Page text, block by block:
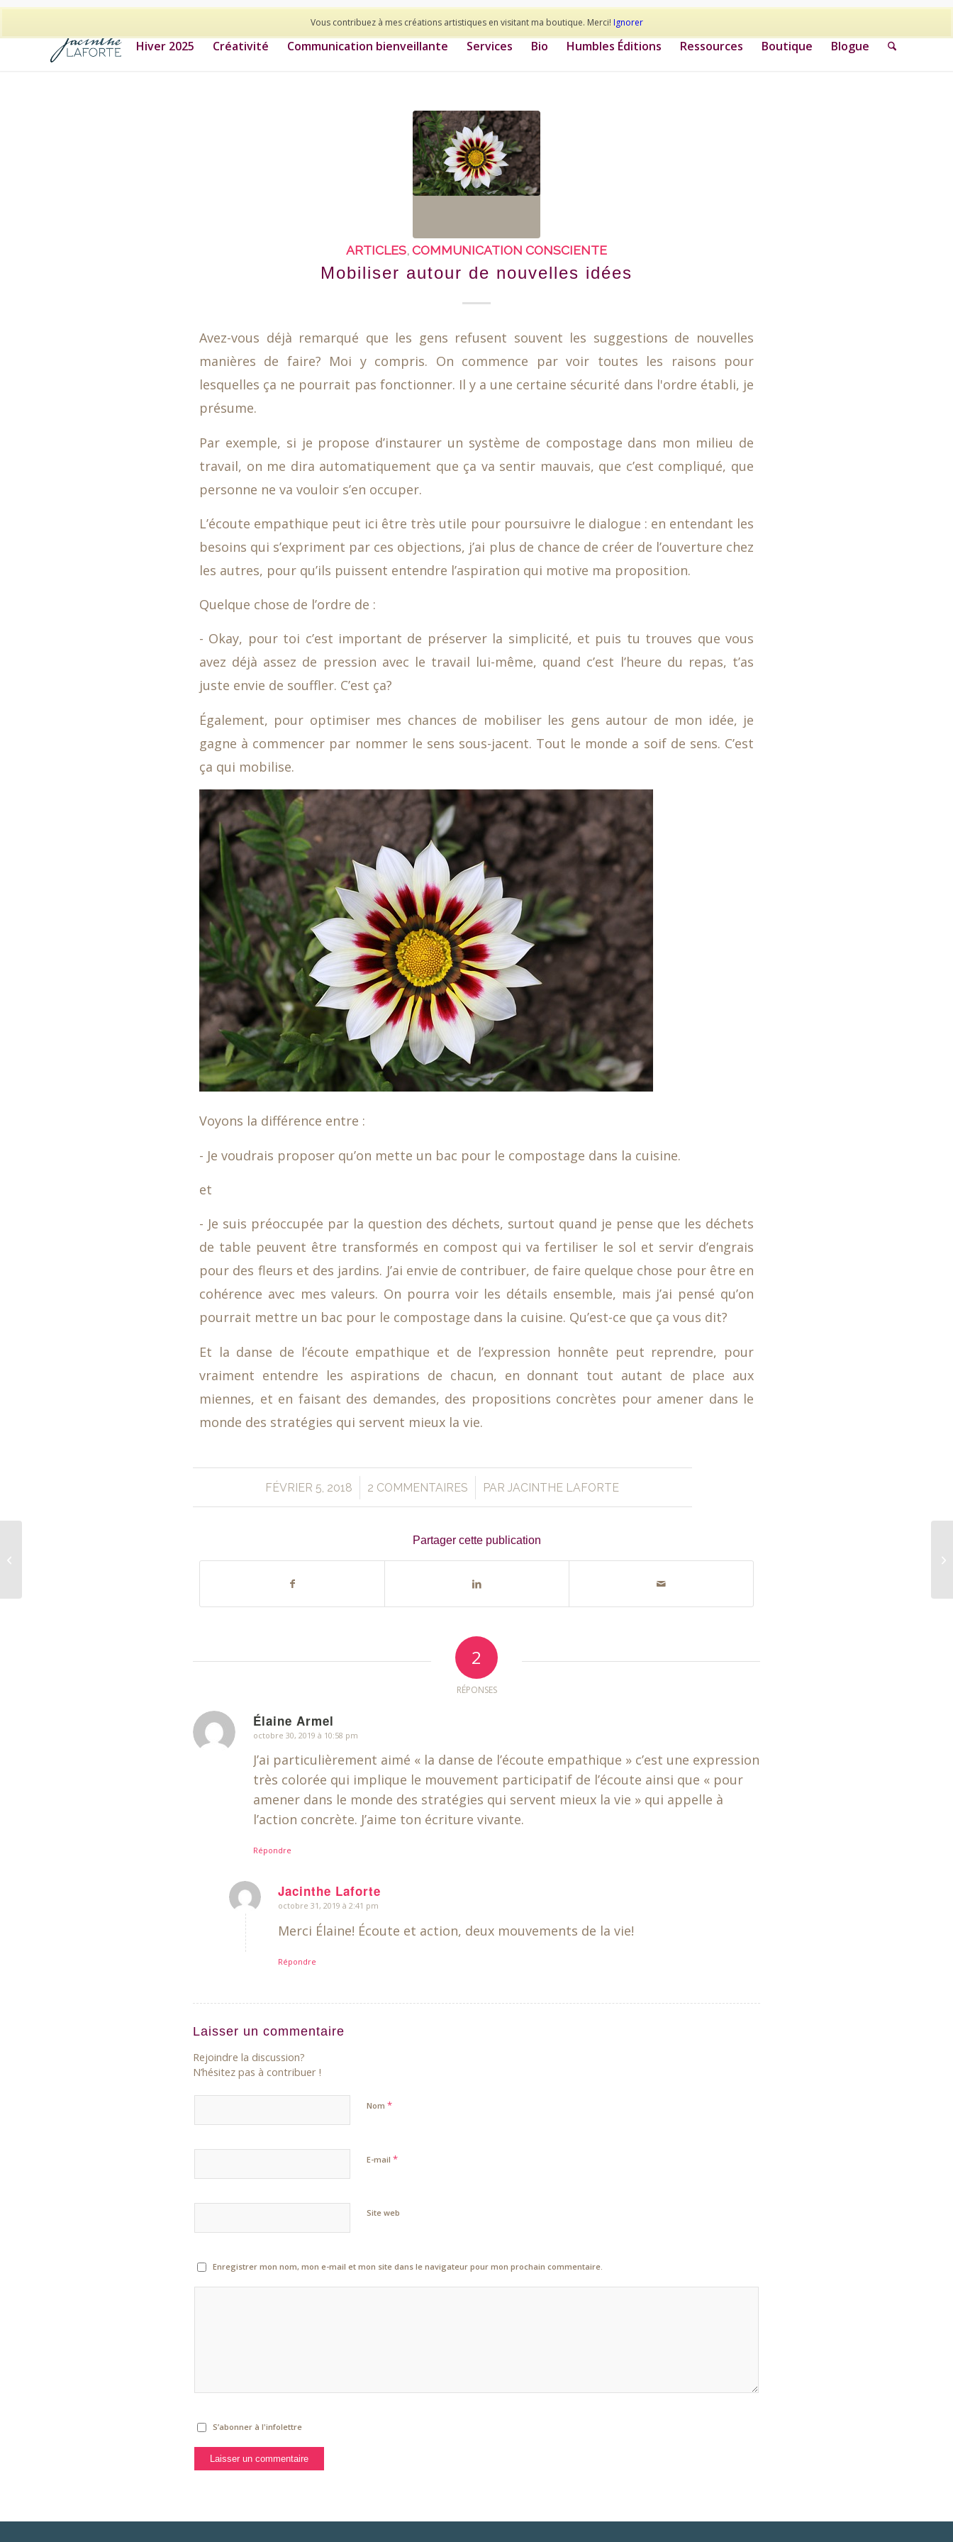
Vous contribuez à mes créations artistiques en visitant ma boutique. Merci! Ignorer
514-278-9938
Hiver 2025 Créativité Communication bienveillante Services Bio Humbles Éditions Ressources Boutique Blogue
ARTICLES,COMMUNICATION CONSCIENTE
Mobiliser autour de nouvelles idées
Avez-vous déjà remarqué que les gens refusent souvent les suggestions de nouvelles
manières de faire? Moi y compris. On commence par voir toutes les raisons pour
lesquelles ça ne pourrait pas fonctionner. Il y a une certaine sécurité dans l'ordre établi, je
présume.
Par exemple, si je propose d’instaurer un système de compostage dans mon milieu de
travail, on me dira automatiquement que ça va sentir mauvais, que c’est compliqué, que
personne ne va vouloir s’en occuper.
L’écoute empathique peut ici être très utile pour poursuivre le dialogue : en entendant les
besoins qui s’expriment par ces objections, j’ai plus de chance de créer de l’ouverture chez
les autres, pour qu’ils puissent entendre l’aspiration qui motive ma proposition.
Quelque chose de l’ordre de :
- Okay, pour toi c’est important de préserver la simplicité, et puis tu trouves que vous
avez déjà assez de pression avec le travail lui-même, quand c’est l’heure du repas, t’as
juste envie de souffler. C’est ça?
Également, pour optimiser mes chances de mobiliser les gens autour de mon idée, je
gagne à commencer par nommer le sens sous-jacent. Tout le monde a soif de sens. C’est
ça qui mobilise.
Voyons la différence entre :
- Je voudrais proposer qu’on mette un bac pour le compostage dans la cuisine.
et
- Je suis préoccupée par la question des déchets, surtout quand je pense que les déchets
de table peuvent être transformés en compost qui va fertiliser le sol et servir d’engrais
pour des fleurs et des jardins. J’ai envie de contribuer, de faire quelque chose pour être en
cohérence avec mes valeurs. On pourra voir les détails ensemble, mais j’ai pensé qu’on
pourrait mettre un bac pour le compostage dans la cuisine. Qu’est-ce que ça vous dit?
Et la danse de l’écoute empathique et de l’expression honnête peut reprendre, pour
vraiment entendre les aspirations de chacun, en donnant tout autant de place aux
miennes, et en faisant des demandes, des propositions concrètes pour amener dans le
monde des stratégies qui servent mieux la vie.
FÉVRIER 5, 2018
/ 2 COMMENTAIRES
/ PARJACINTHE LAFORTE
Partager cette publication
2
RÉPONSES
Élaine Armel
dit
octobre 30, 2019 à 10:58 pm
J’ai particulièrement aimé « la danse de l’écoute empathique » c’est une expression
très colorée qui implique le mouvement participatif de l’écoute ainsi que « pour
amener dans le monde des stratégies qui servent mieux la vie » qui appelle à
l’action concrète. J’aime ton écriture vivante.
Répondre
Jacinthe Laforte
dit
octobre 31, 2019 à 2:41 pm
Merci Élaine! Écoute et action, deux mouvements de la vie!
Répondre
Laisser un commentaire
Rejoindre la discussion?
N’hésitez pas à contribuer !
Nom *
E-mail *
Site web
Enregistrer mon nom, mon e-mail et mon site dans le navigateur pour mon prochain commentaire.
S’abonner à l'infolettre